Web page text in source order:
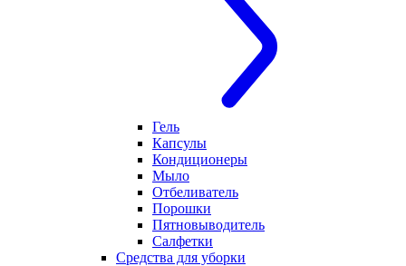
Гель
Капсулы
Кондиционеры
Мыло
Отбеливатель
Порошки
Пятновыводитель
Салфетки
Средства для уборки